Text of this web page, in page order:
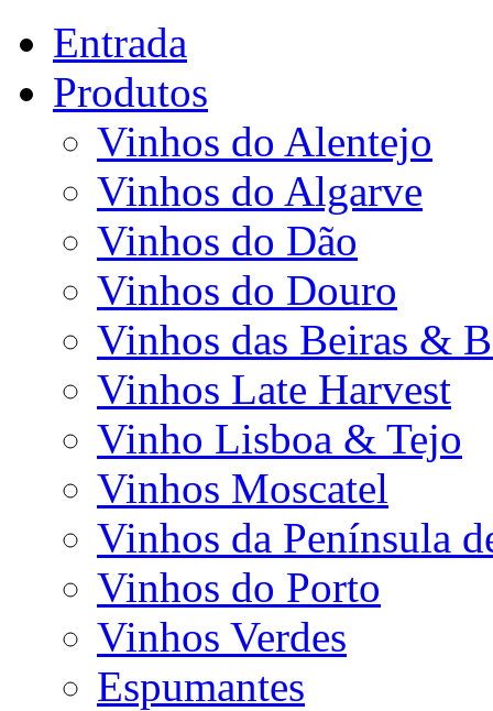
Entrada
Produtos
Vinhos do Alentejo
Vinhos do Algarve
Vinhos do Dão
Vinhos do Douro
Vinhos das Beiras &
Vinhos Late Harvest
Vinho Lisboa & Tejo
Vinhos Moscatel
Vinhos da Península
Vinhos do Porto
Vinhos Verdes
Espumantes